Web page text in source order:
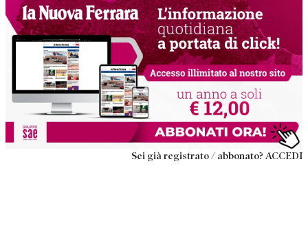
Sei già registrato / abbonato? ACCEDI